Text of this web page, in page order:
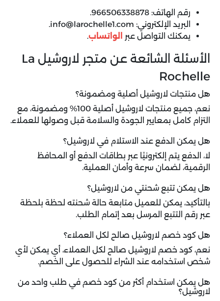
رقم الهاتف: 966506338878.
البريد الإلكتروني: info@larochelle1.com.
يمكنك التواصل عبر
الواتساب.
الأسئلة الشائعة عن متجر لاروشيل La
Rochelle
هل منتجات لاروشيل أصلية ومضمونة؟
نعم، جميع منتجات لاروشيل أصلية 100% ومضمونة، مع
التزام كامل بمعايير الجودة والسلامة قبل وصولها للعملاء.
هل يمكن الدفع عند الاستلام في لاروشيل؟
لا، الدفع يتم إلكترونيًا عبر بطاقات الدفع أو المحافظ
الرقمية، لضمان سرعة وأمان العملية.
هل يمكن تتبع شحنتي من لاروشيل؟
بالتأكيد، يمكن للعميل متابعة حالة شحنته لحظة بلحظة
عبر رقم التتبع المرسل بعد إتمام الطلب.
هل كود خصم لاروشيل صالح لكل العملاء؟
نعم، كود خصم لاروشيل صالح لكل العملاء، أي يمكن لأي
شخص استخدامه عند الشراء للحصول على الخصم.
هل يمكن استخدام أكثر من كود خصم في طلب واحد من
لاروشيل؟